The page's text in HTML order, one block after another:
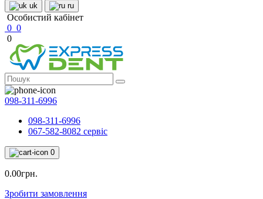
uk
ru
Особистий кабінет
0 0
0
098-311-6996
098-311-6996
067-582-8082 сервіс
0
0.00грн.
Зробити замовлення